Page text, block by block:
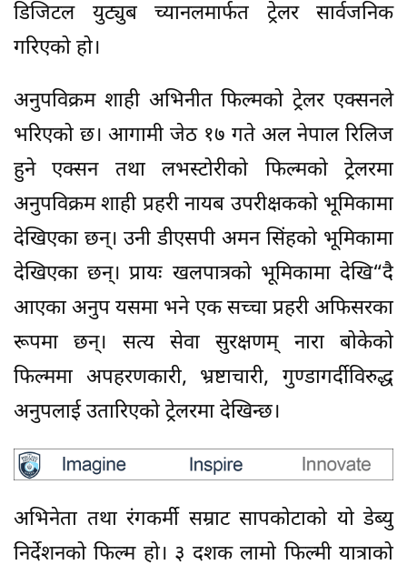
डिजिटल युट्युब च्यानलमार्फत ट्रेलर सार्वजनिक
गरिएको हो।
अनुपविक्रम शाही अभिनीत फिल्मको ट्रेलर एक्सनले
भरिएको छ। आगामी जेठ १७ गते अल नेपाल रिलिज
हुने एक्सन तथा लभस्टोरीको फिल्मको ट्रेलरमा
अनुपविक्रम शाही प्रहरी नायब उपरीक्षकको भूमिकामा
देखिएका छन्। उनी डीएसपी अमन सिंहको भूमिकामा
देखिएका छन्। प्रायः खलपात्रको भूमिकामा देखि“दै
आएका अनुप यसमा भने एक सच्चा प्रहरी अफिसरका
रूपमा छन्। सत्य सेवा सुरक्षणम् नारा बोकेको
फिल्ममा अपहरणकारी, भ्रष्टाचारी, गुण्डागर्दीविरुद्ध
अनुपलाई उतारिएको ट्रेलरमा देखिन्छ।
अभिनेता तथा रंगकर्मी सम्राट सापकोटाको यो डेब्यु
निर्देशनको फिल्म हो। ३ दशक लामो फिल्मी यात्राको